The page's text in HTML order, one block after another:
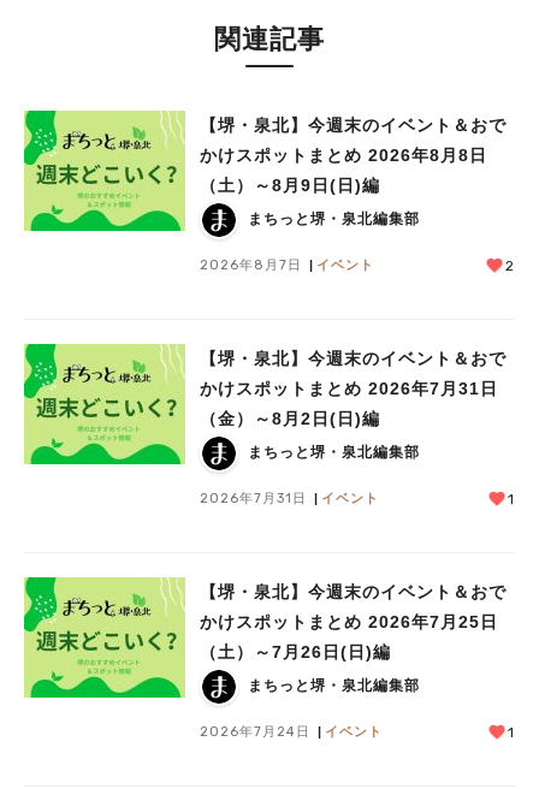
関連記事
【堺・泉北】今週末のイベント＆おで
かけスポットまとめ 2026年8月8日
（土）～8月9日(日)編
まちっと堺・泉北編集部
2026年8月7日 イベント 2
【堺・泉北】今週末のイベント＆おで
かけスポットまとめ 2026年7月31日
（金）～8月2日(日)編
まちっと堺・泉北編集部
2026年7月31日 イベント 1
【堺・泉北】今週末のイベント＆おで
かけスポットまとめ 2026年7月25日
（土）～7月26日(日)編
まちっと堺・泉北編集部
2026年7月24日 イベント 1